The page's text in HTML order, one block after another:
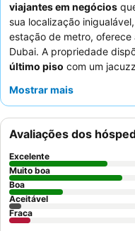
viajantes em negócios
sua localização
estação de metro,
Dubai. A propriedade
último piso com um
funcionários simpáticos e
tranquila, os hóspedes
superior com vista.
Mostrar mais
Avaliações dos
Excelente
Muito boa
Boa
Aceitável
Fraca